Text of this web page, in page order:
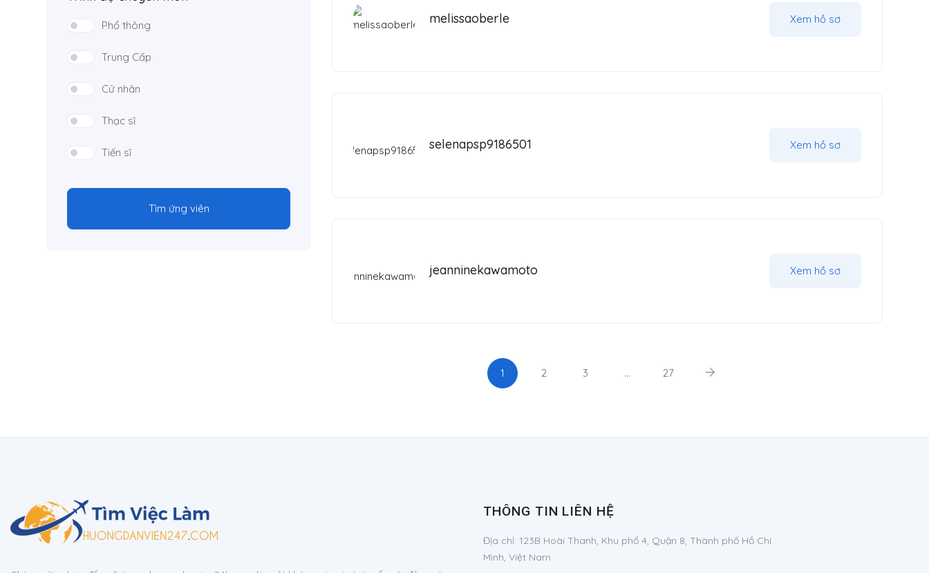
Phổ thông
Trung Cấp
Cử nhân
Thạc sĩ
Tiến sĩ
Tìm ứng viên
melissaoberle Xem hồ sơ
selenapsp9186501 Xem hồ sơ
jeanninekawamoto Xem hồ sơ
1 2 3 … 27
THÔNG TIN LIÊN HỆ
Địa chỉ: 123B Hoài Thanh, Khu phố 4, Quận 8, Thành phố Hồ Chí
Minh, Việt Nam